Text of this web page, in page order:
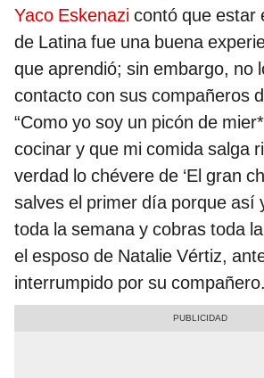
Yaco Eskenazi contó que estar
de Latina fue una buena
que aprendió; sin embargo, no
contacto con sus compañeros
“Como yo soy un picón de
cocinar y que mi comida salga
verdad lo chévere de ‘El gran
salves el primer día porque así
toda la semana y cobras toda
el esposo de Natalie Vértiz,
interrumpido por su compañero.